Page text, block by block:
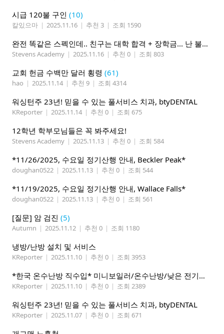
시급 120불 구인 (10)
칼있으마 | 2025.11.16 | 추천 3 | 조회 1590
완전 똑같은 스펙인데.. 친구는 대학 합격 + 장학금... 난 불합격 됐어요!
Stevens Academy | 2025.11.16 | 추천 0 | 조회 803
교회 헌금 수백만 달러 횡령 (61)
hao | 2025.11.14 | 추천 9 | 조회 4314
워싱턴주 23년! 믿을 수 있는 풀서비스 치과, btyDENTAL
KReporter | 2025.11.14 | 추천 0 | 조회 675
12학년 학부모님들은 꼭 봐주세요!
Stevens Academy | 2025.11.13 | 추천 0 | 조회 584
*11/26/2025, 수요일 정기산행 안내, Beckler Peak*
doughan0522 | 2025.11.13 | 추천 0 | 조회 544
*11/19/2025, 수요일 정기산행 안내, Wallace Falls*
doughan0522 | 2025.11.13 | 추천 0 | 조회 561
[질문] 암 검진 (5)
Autumn | 2025.11.12 | 추천 0 | 조회 1180
냉방/난방 설치 및 서비스
KReporter | 2025.11.10 | 추천 0 | 조회 3953
*한국 온수난방 직수입* 미니보일러/온수난방/낮은 전기요금
KReporter | 2025.11.10 | 추천 0 | 조회 2389
워싱턴주 23년! 믿을 수 있는 풀서비스 치과, btyDENTAL
KReporter | 2025.11.07 | 추천 0 | 조회 671